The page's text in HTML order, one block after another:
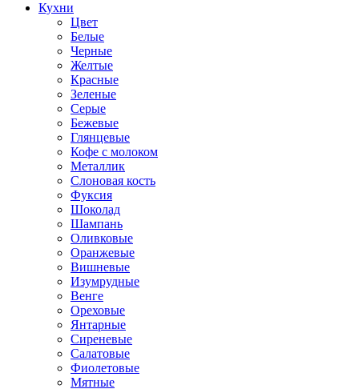
Кухни
Цвет
Белые
Черные
Желтые
Красные
Зеленые
Серые
Бежевые
Глянцевые
Кофе с молоком
Металлик
Слоновая кость
Фуксия
Шоколад
Шампань
Оливковые
Оранжевые
Вишневые
Изумрудные
Венге
Ореховые
Янтарные
Сиреневые
Салатовые
Фиолетовые
Мятные